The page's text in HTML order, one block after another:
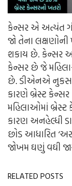
કેન્સર એ અત્યંત
જો તેના લક્ષણોની
શકાય છે. કેન્સર
કેન્સર છે જે
છે. ડીએનએ
કારણે બ્રેસ્ટ
મહિલાઓમાં
કારણ અનહેલ્ધી
છોડ આધારિત
જોખમ ઘણું વઘી
RELATED POSTS